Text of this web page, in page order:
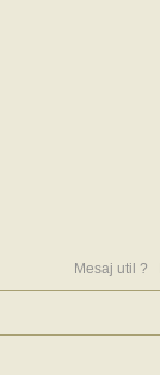
Mesaj util ?